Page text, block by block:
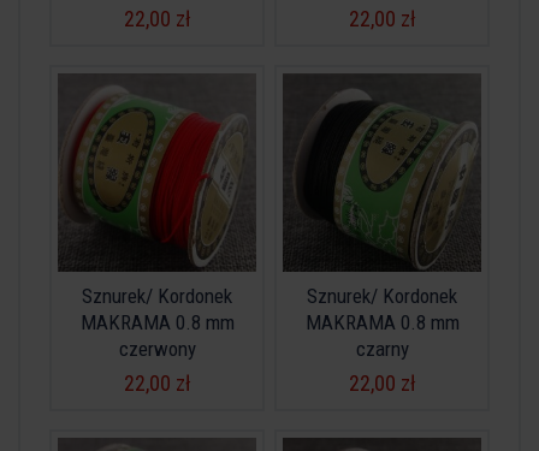
22,00 zł 22,00 zł
Sznurek/ Kordonek
MAKRAMA 0.8 mm
czerwony
22,00 zł
Sznurek/ Kordonek
MAKRAMA 0.8 mm
czarny
22,00 zł